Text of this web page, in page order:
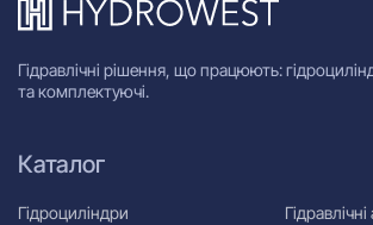
Гідравлічні рішення, що працюють:
та комплектуючі.
Каталог
Гідроциліндри